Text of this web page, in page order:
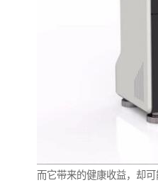
而它带来的健康收益，却可